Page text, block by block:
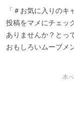
「＃お気に入りの
投稿をマメにチェッ
ありませんか？とっ
おもしろいムーブメ
本